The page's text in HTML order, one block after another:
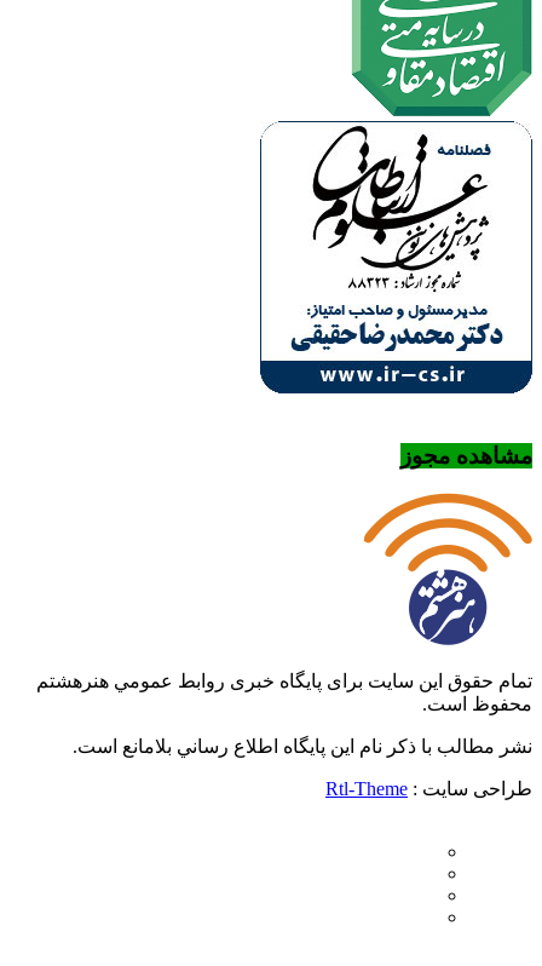
مشاهده مجوز
تمام حقوق این سایت برای پایگاه خبری روابط عمومي هنرهشتم
محفوظ است.
نشر مطالب با ذکر نام اين پايگاه اطلاع رساني بلامانع است.
طراحی سایت : Rtl-Theme